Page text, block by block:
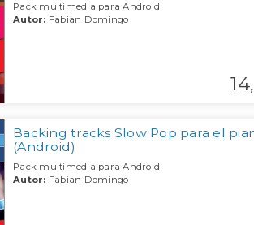
Pack multimedia para Android
Autor: Fabian Domingo
14,
Backing tracks Slow Pop para el
(Android)
Pack multimedia para Android
Autor: Fabian Domingo